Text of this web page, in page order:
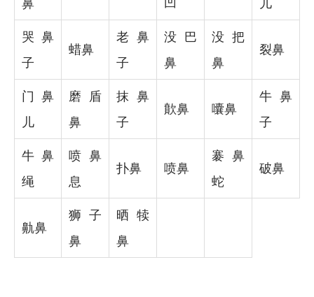
哭鼻
子
蜡鼻
老鼻
子
没巴
鼻
没把
鼻
裂鼻
门鼻
儿
磨盾
鼻
抹鼻
子
歕鼻 囔鼻
牛鼻
子
牛鼻
绳
喷鼻
息
扑鼻 喷鼻
褰鼻
蛇
破鼻
鼽鼻
狮子
鼻
晒犊
鼻